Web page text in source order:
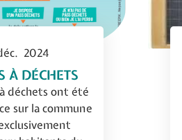
2024
À DÉCHETS
déchets ont été
sur la commune